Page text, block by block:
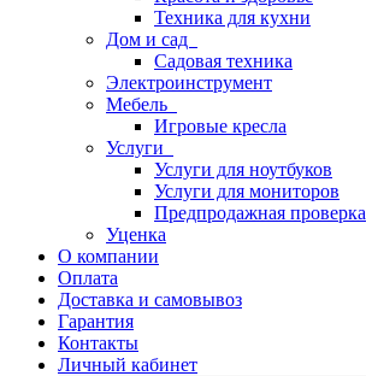
Техника для кухни
Дом и сад
Садовая техника
Электроинструмент
Мебель
Игровые кресла
Услуги
Услуги для ноутбуков
Услуги для мониторов
Предпродажная проверка
Уценка
О компании
Оплата
Доставка и самовывоз
Гарантия
Контакты
Личный кабинет